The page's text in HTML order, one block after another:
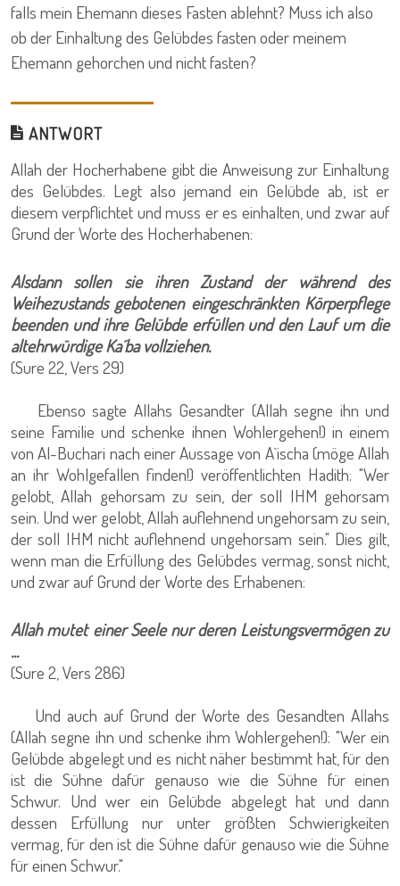
falls mein Ehemann dieses Fasten ablehnt? Muss ich also
ob der Einhaltung des Gelübdes fasten oder meinem
Ehemann gehorchen und nicht fasten?
ANTWORT
Allah der Hocherhabene gibt die Anweisung zur Einhaltung
des Gelübdes. Legt also jemand ein Gelübde ab, ist er
diesem verpflichtet und muss er es einhalten, und zwar auf
Grund der Worte des Hocherhabenen:
Alsdann sollen sie ihren Zustand der während des
Weihezustands gebotenen eingeschränkten Körperpflege
beenden und ihre Gelübde erfüllen und den Lauf um die
altehrwürdige Ka´ba vollziehen.
(Sure 22, Vers 29)
Ebenso sagte Allahs Gesandter (Allah segne ihn und
seine Familie und schenke ihnen Wohlergehen!) in einem
von Al-Buchari nach einer Aussage von A`ischa (möge Allah
an ihr Wohlgefallen finden!) veröffentlichten Hadith: "Wer
gelobt, Allah gehorsam zu sein, der soll IHM gehorsam
sein. Und wer gelobt, Allah auflehnend ungehorsam zu sein,
der soll IHM nicht auflehnend ungehorsam sein." Dies gilt,
wenn man die Erfüllung des Gelübdes vermag, sonst nicht,
und zwar auf Grund der Worte des Erhabenen:
Allah mutet einer Seele nur deren Leistungsvermögen zu
...
(Sure 2, Vers 286)
Und auch auf Grund der Worte des Gesandten Allahs
(Allah segne ihn und schenke ihm Wohlergehen!): "Wer ein
Gelübde abgelegt und es nicht näher bestimmt hat, für den
ist die Sühne dafür genauso wie die Sühne für einen
Schwur. Und wer ein Gelübde abgelegt hat und dann
dessen Erfüllung nur unter größten Schwierigkeiten
vermag, für den ist die Sühne dafür genauso wie die Sühne
für einen Schwur."